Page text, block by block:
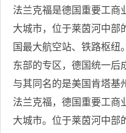
法兰克福是德国重要工商
大城市，位于莱茵河中部
国最大航空站、铁路枢纽
东部的专区，德国统一后
与其同名的是美国肯塔基
法兰克福，德国重要工商
大城市。位于莱茵河中部